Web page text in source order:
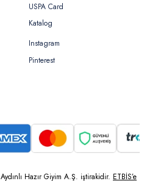
USPA Card
Katalog
Instagram
Pinterest
Aydınlı Hazır Giyim A.Ş. iştirakidir. ETBİS’e